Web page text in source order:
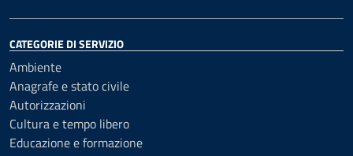
CATEGORIE DI SERVIZIO
Ambiente
Anagrafe e stato civile
Autorizzazioni
Cultura e tempo libero
Educazione e formazione